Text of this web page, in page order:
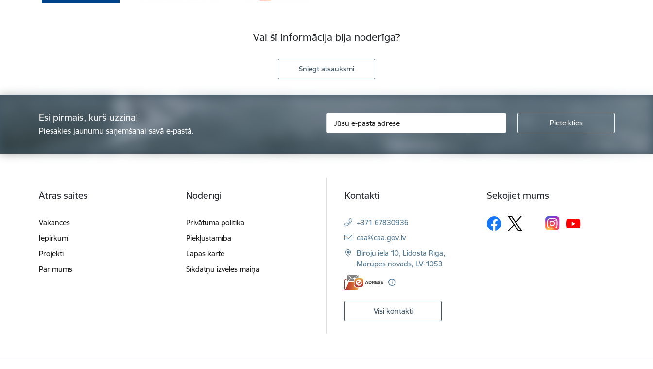
Vai šī informācija bija noderīga?
Sniegt atsauksmi
Esi pirmais, kurš uzzina!
Piesakies jaunumu saņemšanai savā e-pastā.
Ātrās saites
Vakances
Iepirkumi
Projekti
Par mums
Noderīgi
Privātuma politika
Piekļūstamība
Lapas karte
Sīkdatņu izvēles maiņa
Kontakti
+371 67830936
E-pasts:
caa@caa.gov.lv
Biroju iela 10, Lidosta Rīga,
Mārupes novads, LV-1053
Visi kontakti
Sekojiet mums